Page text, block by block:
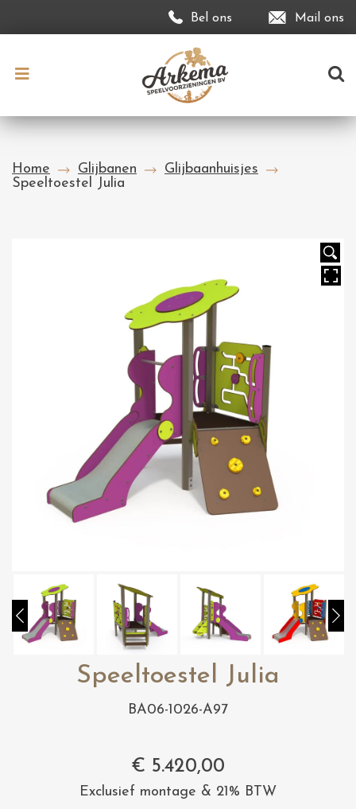
Bel ons Mail ons
Home Glijbanen
Glijbaanhuisjes
Speeltoestel Julia
Speeltoestel Julia
BA06-1026-A97
€ 5.420,00
Exclusief montage & 21% BTW